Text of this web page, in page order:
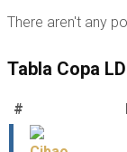
There aren't any
Tabla Copa
#